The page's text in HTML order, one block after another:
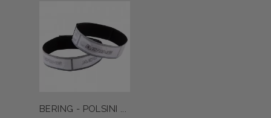
BERING - POLSINI ...